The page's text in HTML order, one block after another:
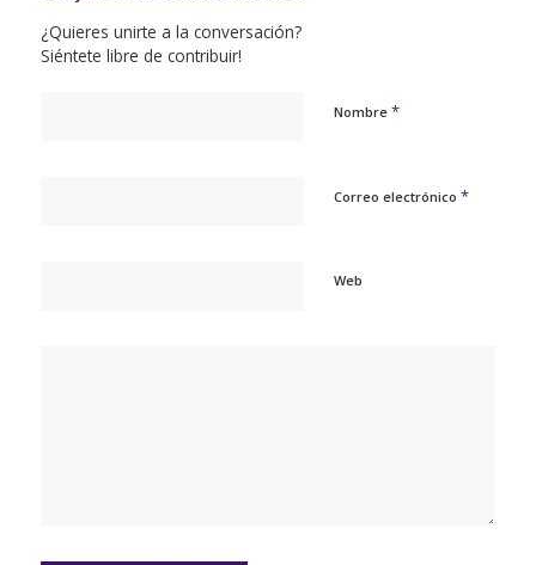
¿Quieres unirte a la conversación?
Siéntete libre de contribuir!
Nombre *
Correo electrónico *
Web